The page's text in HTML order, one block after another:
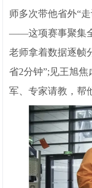
师多次带他省外“
——这项赛事聚集
老师拿着数据逐帧
省2分钟”;见王旭
军、专家请教，帮